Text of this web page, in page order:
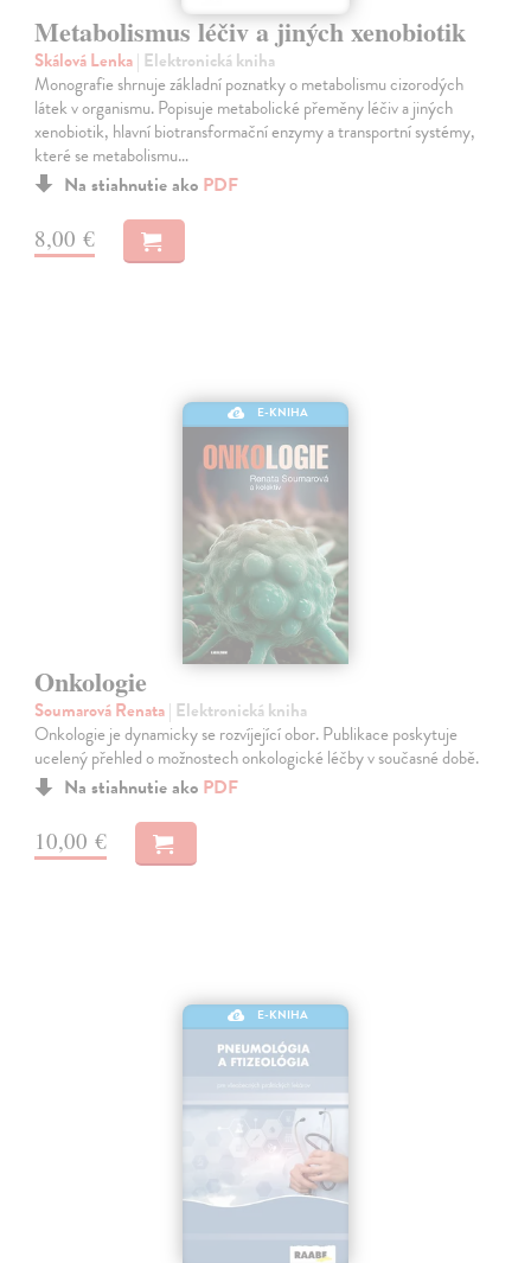
Metabolismus léčiv a jiných xenobiotik
Skálová Lenka| Elektronická kniha
Monografie shrnuje základní poznatky o metabolismu cizorodých
látek v organismu. Popisuje metabolické přeměny léčiv a jiných
xenobiotik, hlavní biotransformační enzymy a transportní systémy,
které se metabolismu…
Na stiahnutie ako PDF
8,00 €
E-KNIHA
Onkologie
Soumarová Renata| Elektronická kniha
Onkologie je dynamicky se rozvíjející obor. Publikace poskytuje
ucelený přehled o možnostech onkologické léčby v současné době.
Na stiahnutie ako PDF
10,00 €
E-KNIHA